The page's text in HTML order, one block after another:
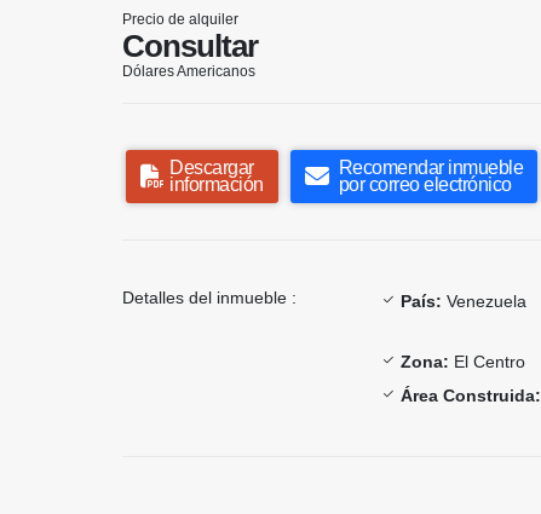
Precio de alquiler
Consultar
Dólares Americanos
Descargar
información
Recomendar inmueble
por correo electrónico
Detalles del inmueble : País: Venezuela
Zona: El Centro
Área Construida: